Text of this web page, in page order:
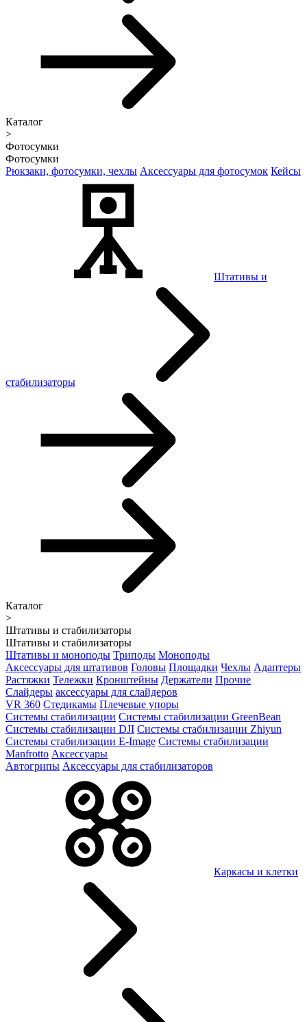
Каталог
>
Фотосумки
Фотосумки
Рюкзаки, фотосумки, чехлы Аксессуары для фотосумок Кейсы
Штативы и
стабилизаторы
Каталог
>
Штативы и стабилизаторы
Штативы и стабилизаторы
Штативы и моноподы Триподы Моноподы
Аксессуары для штативов Головы Площадки Чехлы Адаптеры
Растяжки Тележки Кронштейны Держатели Прочие
Слайдеры аксессуары для слайдеров
VR 360 Стедикамы Плечевые упоры
Системы стабилизации Системы стабилизации GreenBean
Системы стабилизации DJI Системы стабилизации Zhiyun
Системы стабилизации E-Image Системы стабилизации
Manfrotto Аксессуары
Автогрипы Аксессуары для стабилизаторов
Каркасы и клетки